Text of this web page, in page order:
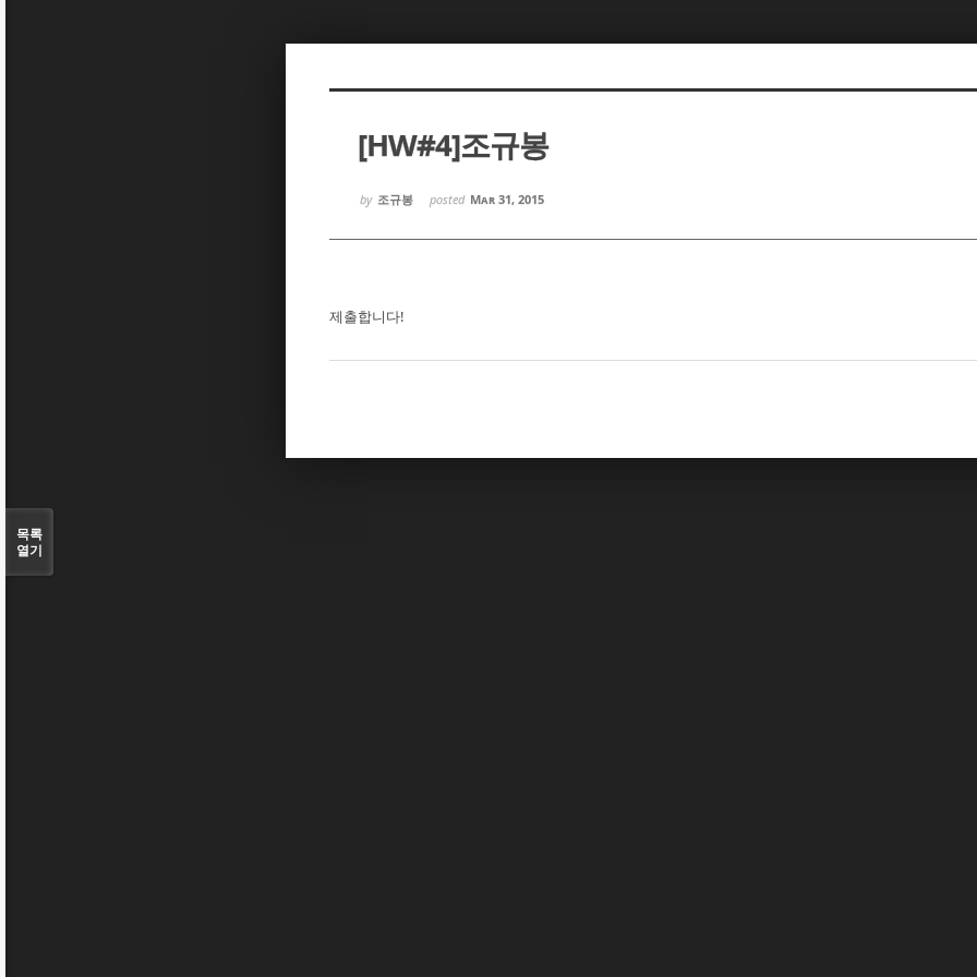
[HW#4]조규봉
by 조규봉 posted Mar 31, 2015
제출합니다!
목록
열기
Sketchbook5, 스케치북5
Sketchbook5, 스케치북5
Sketchbook5, 스케치북5
Sketchbook5, 스케치북5